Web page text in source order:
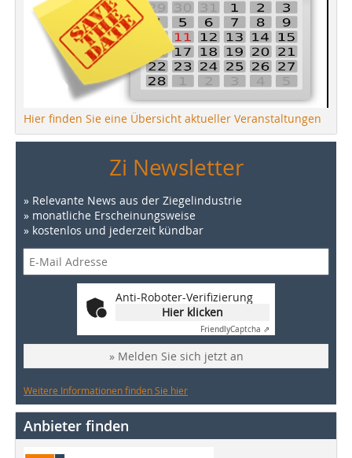
Hier finden Sie eine Übersicht aktueller Veranstaltungen
Zi Newsletter
» Relevante News aus der Ziegelindustrie
» monatliche Erscheinungsweise
» kostenlos und jederzeit kündbar
Anti-Roboter-Verifizierung
Hier klicken
FriendlyCaptcha ⇗
» Melden Sie sich jetzt an
Weitere Informationen finden Sie hier
Anbieter finden